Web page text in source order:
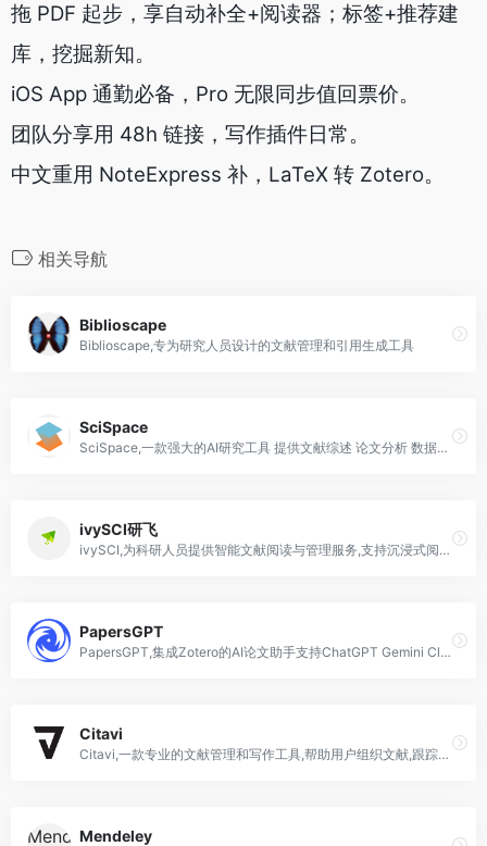
拖 PDF 起步，享自动补全+阅读器；标签+推荐建
库，挖掘新知。
iOS App 通勤必备，Pro 无限同步值回票价。
团队分享用 48h 链接，写作插件日常。
中文重用 NoteExpress 补，LaTeX 转 Zotero。
相关导航
Biblioscape
Biblioscape,专为研究人员设计的文献管理和引用生成工具
SciSpace
SciSpace,一款强大的AI研究工具 提供文献综述 论文分析 数据提取等功能 帮助研究人员高效完成学术工作
ivySCI研飞
ivySCI,为科研人员提供智能文献阅读与管理服务,支持沉浸式阅读AI摘要翻译及参考文献追踪
PapersGPT
PapersGPT,集成Zotero的AI论文助手支持ChatGPT Gemini Claude等多种LLM模型帮助用户高效阅读理解论文
Citavi
Citavi,一款专业的文献管理和写作工具,帮助用户组织文献,跟踪引用,并提高写作效率
Mendeley